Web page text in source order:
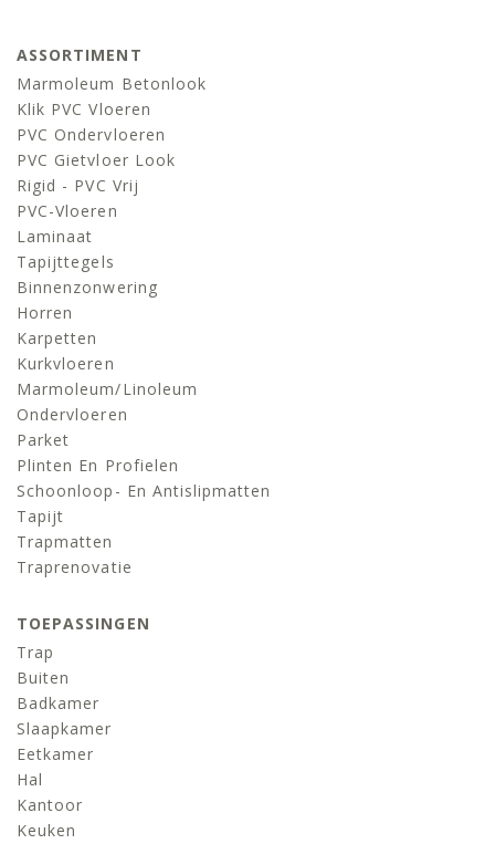
ASSORTIMENT
Marmoleum Betonlook
Klik PVC Vloeren
PVC Ondervloeren
PVC Gietvloer Look
Rigid - PVC Vrij
PVC-Vloeren
Laminaat
Tapijttegels
Binnenzonwering
Horren
Karpetten
Kurkvloeren
Marmoleum/linoleum
Ondervloeren
Parket
Plinten En Profielen
Schoonloop- En Antislipmatten
Tapijt
Trapmatten
Traprenovatie
TOEPASSINGEN
Trap
Buiten
Badkamer
Slaapkamer
Eetkamer
Hal
Kantoor
Keuken